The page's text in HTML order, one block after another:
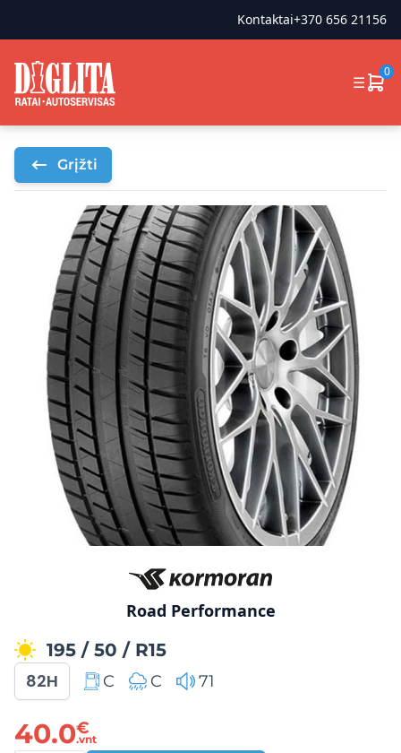
Kontaktai+370 656 21156
☰
0
Grįžti
Road Performance
195 / 50 / R15
82H C C 71
40.0€
.vnt